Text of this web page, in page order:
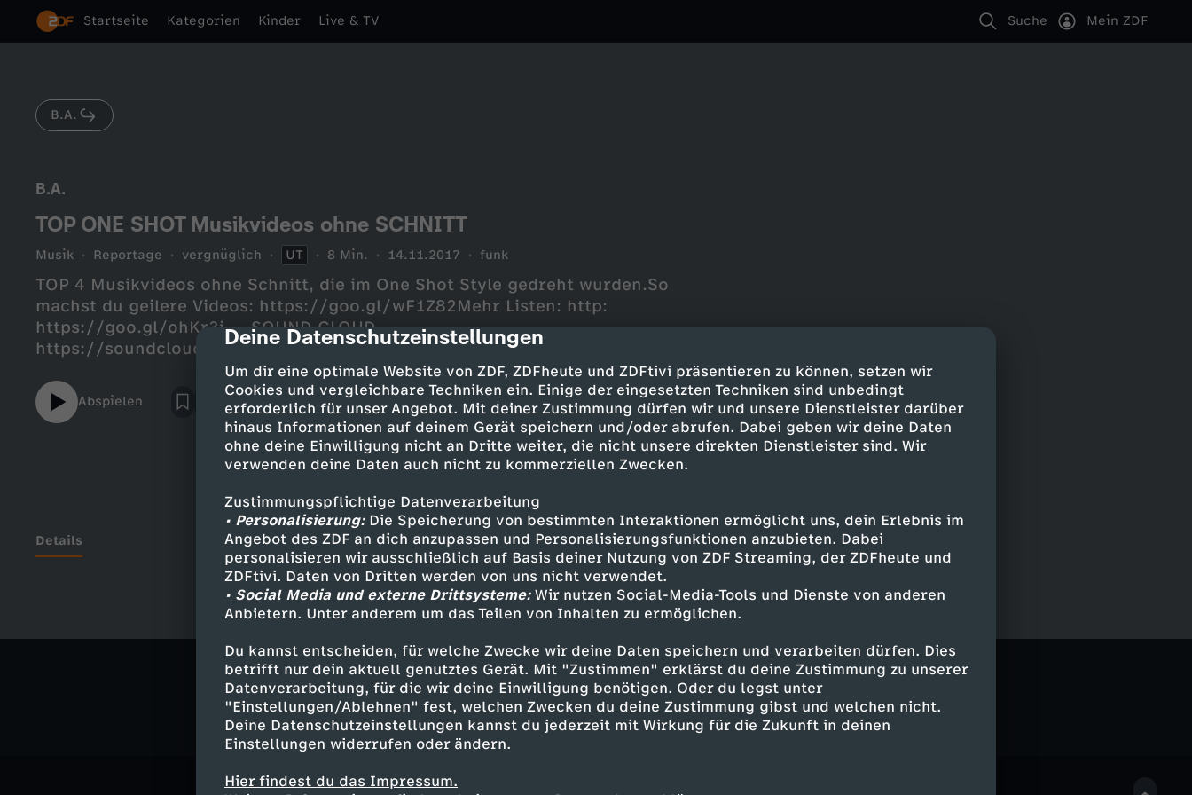
cmp-dialog-description
Deine Datenschutzeinstellungen
Um dir eine optimale Website von ZDF, ZDFheute und ZDFtivi präsentieren zu können, setzen wir
Cookies und vergleichbare Techniken ein. Einige der eingesetzten Techniken sind unbedingt
erforderlich für unser Angebot. Mit deiner Zustimmung dürfen wir und unsere Dienstleister darüber
hinaus Informationen auf deinem Gerät speichern und/oder abrufen. Dabei geben wir deine Daten
ohne deine Einwilligung nicht an Dritte weiter, die nicht unsere direkten Dienstleister sind. Wir
verwenden deine Daten auch nicht zu kommerziellen Zwecken.
Zustimmungspflichtige Datenverarbeitung
• Personalisierung:Die Speicherung von bestimmten Interaktionen ermöglicht uns, dein Erlebnis im
Angebot des ZDF an dich anzupassen und Personalisierungsfunktionen anzubieten. Dabei
personalisieren wir ausschließlich auf Basis deiner Nutzung von ZDF Streaming, der ZDFheute und
ZDFtivi. Daten von Dritten werden von uns nicht verwendet.
• Social Media und externe Drittsysteme:Wir nutzen Social-Media-Tools und Dienste von anderen
Anbietern. Unter anderem um das Teilen von Inhalten zu ermöglichen.
Du kannst entscheiden, für welche Zwecke wir deine Daten speichern und verarbeiten dürfen. Dies
betrifft nur dein aktuell genutztes Gerät. Mit "Zustimmen" erklärst du deine Zustimmung zu unserer
Datenverarbeitung, für die wir deine Einwilligung benötigen. Oder du legst unter
"Einstellungen/Ablehnen" fest, welchen Zwecken du deine Zustimmung gibst und welchen nicht.
Deine Datenschutzeinstellungen kannst du jederzeit mit Wirkung für die Zukunft in deinen
Einstellungen widerrufen oder ändern.
Hier findest du das Impressum.
Startseite Kategorien Kinder Live & TV Suche Mein ZDF
B.A.
B.A.
TOP ONE SHOT Musikvideos ohne SCHNITT
Musik Reportage vergnüglich UT 8 Min. 14.11.2017 funk
TOP 4 Musikvideos ohne Schnitt, die im One Shot Style gedreht wurden.So
machst du geilere Videos: https://goo.gl/wF1Z82Mehr Listen: http:
https://goo.gl/ohKr3i--- SOUND CLOUD--
https://soundcloud.com/ba_sound--- SOCIAL MEDIA--Instagram:
https://instagram.com/ba03030Twitter:
https://twitter.com/ba03030Facebook:
https://www.facebook.com/b.a.turkish--- B.A. ist Teil von funk:YouTube:
https://funk.net/funkofficialfunkWeb-App: https://go.funk.netFacebook:
https://facebook.com/funk
Abspielen
Details
Ähnliche Inhalte entdecken
Musik Reportage vergnüglich Untertitel B.A.